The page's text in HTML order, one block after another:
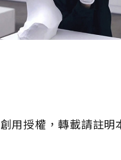
用授權，轉載請註明